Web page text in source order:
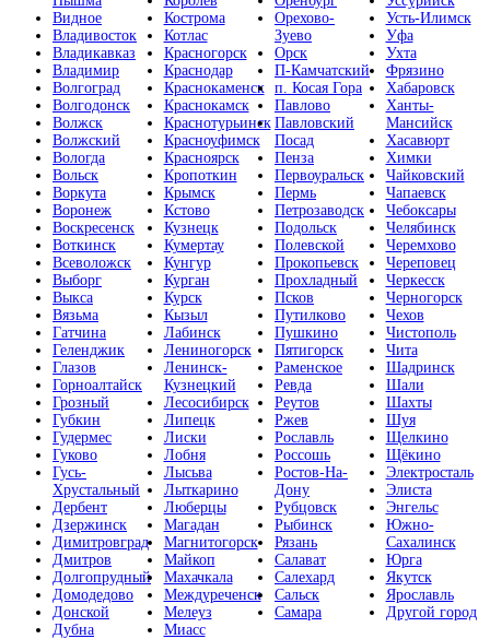
Видное
Владивосток
Владикавказ
Владимир
Волгоград
Волгодонск
Волжск
Волжский
Вологда
Вольск
Воркута
Воронеж
Воскресенск
Воткинск
Всеволожск
Выборг
Выкса
Вязьма
Гатчина
Геленджик
Глазов
Горноалтайск
Грозный
Губкин
Гудермес
Гуково
Гусь-
Хрустальный
Дербент
Дзержинск
Димитровград
Дмитров
Долгопрудный
Домодедово
Донской
Дубна
Кострома
Котлас
Красногорск
Краснодар
Краснокаменск
Краснокамск
Краснотурьинск
Красноуфимск
Красноярск
Кропоткин
Крымск
Кстово
Кузнецк
Кумертау
Кунгур
Курган
Курск
Кызыл
Лабинск
Лениногорск
Ленинск-
Кузнецкий
Лесосибирск
Липецк
Лиски
Лобня
Лысьва
Лыткарино
Люберцы
Магадан
Магнитогорск
Майкоп
Махачкала
Междуреченск
Мелеуз
Миасс
Орехово-
Зуево
Орск
П-Камчатский
п. Косая Гора
Павлово
Павловский
Посад
Пенза
Первоуральск
Пермь
Петрозаводск
Подольск
Полевской
Прокопьевск
Прохладный
Псков
Путилково
Пушкино
Пятигорск
Раменское
Ревда
Реутов
Ржев
Рославль
Россошь
Ростов-На-
Дону
Рубцовск
Рыбинск
Рязань
Салават
Салехард
Сальск
Самара
Усть-Илимск
Уфа
Ухта
Фрязино
Хабаровск
Ханты-
Мансийск
Хасавюрт
Химки
Чайковский
Чапаевск
Чебоксары
Челябинск
Черемхово
Череповец
Черкесск
Черногорск
Чехов
Чистополь
Чита
Шадринск
Шали
Шахты
Шуя
Щелкино
Щёкино
Электросталь
Элиста
Энгельс
Южно-
Сахалинск
Юрга
Якутск
Ярославль
Другой город